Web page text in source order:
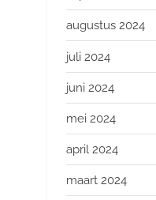
augustus 2024
juli 2024
juni 2024
mei 2024
april 2024
maart 2024